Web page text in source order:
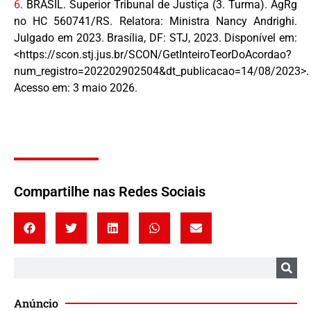
6. BRASIL. Superior Tribunal de Justiça (3. Turma). AgRg
no HC 560741/RS. Relatora: Ministra Nancy Andrighi.
Julgado em 2023. Brasília, DF: STJ, 2023. Disponível em:
<https://scon.stj.jus.br/SCON/GetInteiroTeorDoAcordao?
num_registro=202202902504&dt_publicacao=14/08/2023>.
Acesso em: 3 maio 2026.
Compartilhe nas Redes Sociais
Anúncio